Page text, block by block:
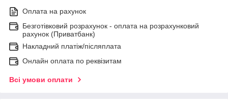
Оплата на рахунок
Безготівковий розрахунок - оплата на розрахунковий
рахунок (Приватбанк)
Накладний платіж/післяплата
Онлайн оплата по реквізитам
Всі умови оплати